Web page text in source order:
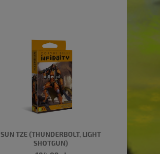
SUN TZE (THUNDERBOLT, LIGHT
SHOTGUN)